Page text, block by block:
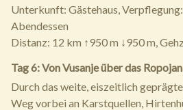
Unterkunft: Gästehaus,
Abendessen
Distanz: 12 km ↑950 m ↓950 m,
Tag 6: Von Vusanje über das
Durch das weite, eiszeitlich
Weg vorbei an Karstquellen,